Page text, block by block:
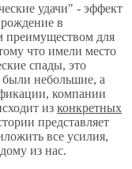
удачи" - эффект
в
преимуществом для
что имели место
спады, это
были небольшие, а
компании
из конкретных
представляет
все усилия,
из нас.